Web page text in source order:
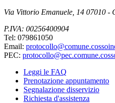
Via Vittorio Emanuele, 14 07010 -
P.IVA: 00256400904
Tel: 079861050
Email:
PEC:
Leggi le FAQ
Prenotazione appuntamento
Segnalazione disservizio
Richiesta d'assistenza